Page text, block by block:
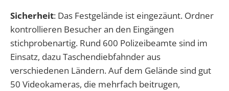
Sicherheit: Das Festgelände ist eingezäunt. Ordner
kontrollieren Besucher an den Eingängen
stichprobenartig. Rund 600 Polizeibeamte sind im
Einsatz, dazu Taschendiebfahnder aus
verschiedenen Ländern. Auf dem Gelände sind gut
50 Videokameras, die mehrfach beitrugen,